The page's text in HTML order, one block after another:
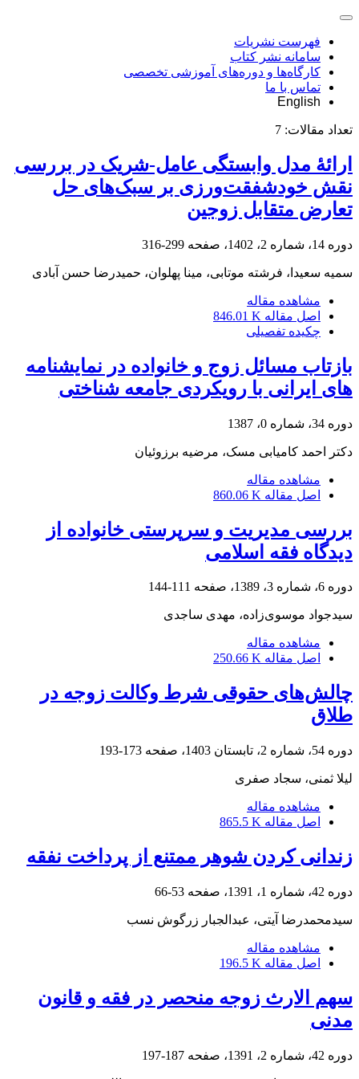
فهرست نشریات
سامانه نشر کتاب
کارگاه‌ها و دوره‌های آموزشی تخصصی
تماس با ما
English
تعداد مقالات: 7
ارائۀ مدل وابستگی عامل-شریک در بررسی
نقش خودشفقت‌ورزی بر سبک‌های حل
تعارض متقابل زوجین
دوره 14، شماره 2، 1402، صفحه 299-316
سمیه سعیدا، فرشته موتابی، مینا پهلوان، حمیدرضا حسن آبادی
مشاهده مقاله
اصل مقاله 846.01 K
چکیده تفصیلی
بازتاب مسائل زوج و خانواده در نمایشنامه
های ایرانی با رویکردی جامعه شناختی
دوره 34، شماره 0، 1387
دکتر احمد کامیابی مسک، مرضیه برزوئیان
مشاهده مقاله
اصل مقاله 860.06 K
بررسی مدیریت و سرپرستی خانواده از
دیدگاه فقه اسلامی
دوره 6، شماره 3، 1389، صفحه 111-144
سیدجواد موسوی‌زاده، مهدی ساجدی
مشاهده مقاله
اصل مقاله 250.66 K
چالش‌های حقوقی شرط وکالت زوجه در
طلاق
دوره 54، شماره 2، تابستان 1403، صفحه 173-193
لیلا ثمنی، سجاد صفری
مشاهده مقاله
اصل مقاله 865.5 K
زندانی کردن شوهر ممتنع از پرداخت نفقه
دوره 42، شماره 1، 1391، صفحه 53-66
سیدمحمدرضا آیتی، عبدالجبار زرگوش نسب
مشاهده مقاله
اصل مقاله 196.5 K
سهم الارث زوجه منحصر در فقه و قانون
مدنی
دوره 42، شماره 2، 1391، صفحه 187-197